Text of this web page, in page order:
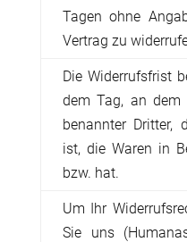
Tagen ohne
Vertrag zu
Die Widerrufsfrist
dem Tag, an dem
benannter Dritter,
ist, die Waren in
bzw. hat.
Um Ihr
Sie uns